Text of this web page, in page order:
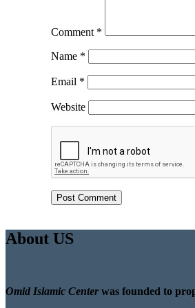
Comment *
Name *
Email *
Website
About US
Omid Islamic Centerwas founded to